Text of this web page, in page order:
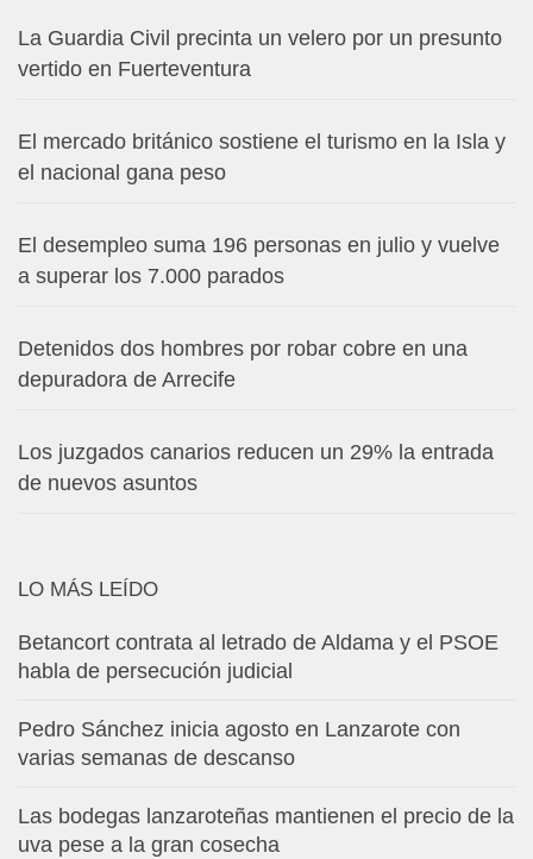
La Guardia Civil precinta un velero por un presunto
vertido en Fuerteventura
El mercado británico sostiene el turismo en la Isla y
el nacional gana peso
El desempleo suma 196 personas en julio y vuelve
a superar los 7.000 parados
Detenidos dos hombres por robar cobre en una
depuradora de Arrecife
Los juzgados canarios reducen un 29% la entrada
de nuevos asuntos
LO MÁS LEÍDO
Betancort contrata al letrado de Aldama y el PSOE
habla de persecución judicial
Pedro Sánchez inicia agosto en Lanzarote con
varias semanas de descanso
Las bodegas lanzaroteñas mantienen el precio de la
uva pese a la gran cosecha